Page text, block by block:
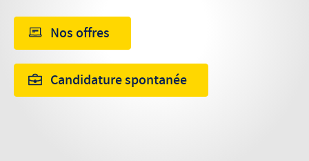
Nos offres
Candidature spontanée